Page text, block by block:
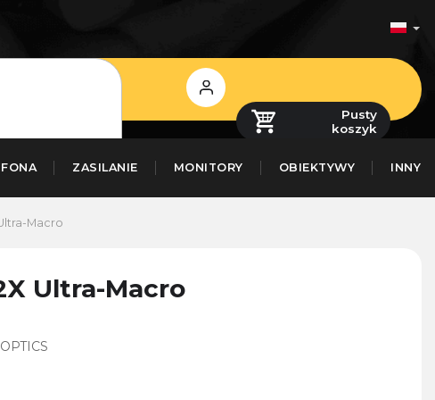
Zaloguj
się
Pusty
koszyk
ZASILANIE MONITORY OBIEKTYWY INNY
Macro
Ultra-Macro